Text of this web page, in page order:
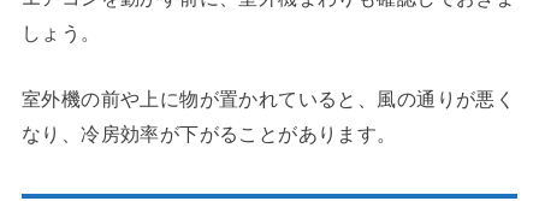
しょう。
室外機の前や上に物が置かれていると、風の通りが悪く
なり、冷房効率が下がることがあります。